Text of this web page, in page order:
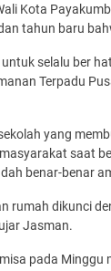
Kota
tahun baru
selalu ber
Terpadu
yang
saat
benar-benar
rumah dikunci
Jasman.
pada Minggu